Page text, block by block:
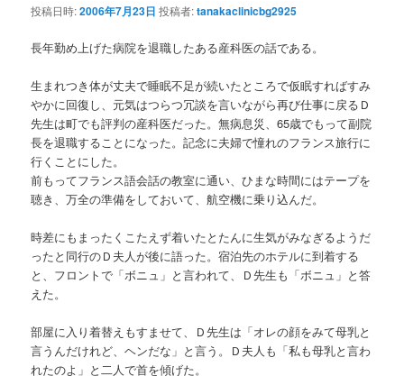
ン
テ
ン
ツ
へ
移
動
シ
ン
投稿日時:2006年7月23日 投稿者:tanakaclinicbg2925
長年勤め上げた病院を退職したある産科医の話である。
生まれつき体が丈夫で睡眠不足が続いたところで仮眠すればすみ
やかに回復し、元気はつらつ冗談を言いながら再び仕事に戻るＤ
先生は町でも評判の産科医だった。無病息災、65歳でもって副院
長を退職することになった。記念に夫婦で憧れのフランス旅行に
行くことにした。
前もってフランス語会話の教室に通い、ひまな時間にはテープを
聴き、万全の準備をしておいて、航空機に乗り込んだ。
時差にもまったくこたえず着いたとたんに生気がみなぎるようだ
ったと同行のＤ夫人が後に語った。宿泊先のホテルに到着する
と、フロントで「ボニュ」と言われて、Ｄ先生も「ボニュ」と答
えた。
部屋に入り着替えもすませて、Ｄ先生は「オレの顔をみて母乳と
言うんだけれど、ヘンだな」と言う。Ｄ夫人も「私も母乳と言わ
れたのよ」と二人で首を傾げた。